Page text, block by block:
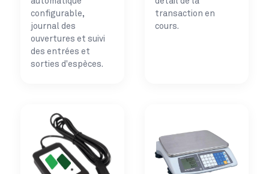
configurable,
journal des
ouvertures et suivi
des entrées et
sorties d'espèces.
transaction en
cours.